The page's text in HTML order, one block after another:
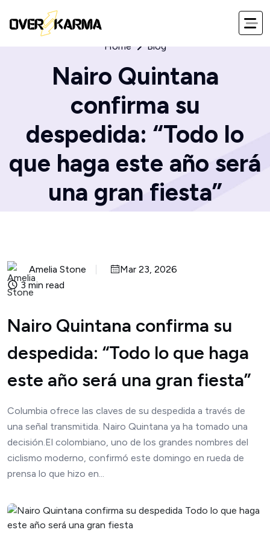
Home Blog
Nairo Quintana
confirma su
despedida: “Todo lo
que haga este año será
una gran fiesta”
Amelia Stone
Mar 23, 2026
3 min read
Nairo Quintana confirma su
despedida: “Todo lo que haga
este año será una gran fiesta”
Columbia ofrece las claves de su despedida a través de
una señal transmitida. Nairo Quintana ya ha tomado una
decisión.El colombiano, uno de los grandes nombres del
ciclismo moderno, confirmó este domingo en rueda de
prensa lo que hizo en...